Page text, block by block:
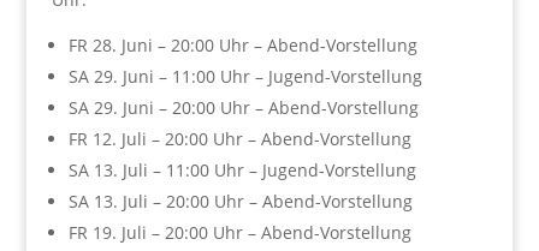
FR 28. Juni – 20:00 Uhr – Abend-Vorstellung
SA 29. Juni – 11:00 Uhr – Jugend-Vorstellung
SA 29. Juni – 20:00 Uhr – Abend-Vorstellung
FR 12. Juli – 20:00 Uhr – Abend-Vorstellung
SA 13. Juli – 11:00 Uhr – Jugend-Vorstellung
SA 13. Juli – 20:00 Uhr – Abend-Vorstellung
FR 19. Juli – 20:00 Uhr – Abend-Vorstellung